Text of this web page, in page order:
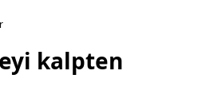
kalpten